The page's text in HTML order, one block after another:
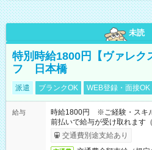
未読
特別時給1800円【ヴァレク
フ 日本橋
派遣 ブランクOK WEB登録・面接OK
給与
時給1800円 ※ご経験・スキ
前払いで給与が受け取れます
交通費別途支給あり